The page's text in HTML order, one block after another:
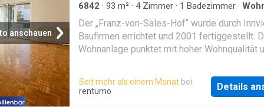
anschauen
6842 · 93 m² · 4Zimmer · 1 Badezimmer ·
Der „Franz-von-Sales-Hof“ wurde durch
Baufirmen errichtet und 2001 fertiggestellt.
Wohnanlage punktet mit hoher Wohnqualität
Bewohner/innen. Insgesamt gibt es vier
Haupthäuser, sowie zwei Eck-
Ein liebevoll angelegter Innenhof, mit
Seit mehr als einem Monat bei
rentumo
Details